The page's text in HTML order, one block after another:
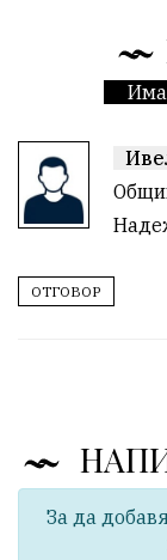
Има
ОТГОВОР
За да